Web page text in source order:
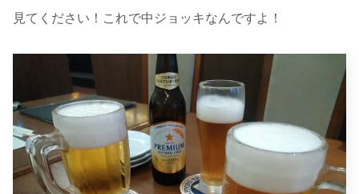
見てください！これで中ジョッキなんですよ！